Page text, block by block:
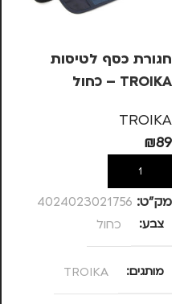
חגורת כסף לטיסות
TROIKA – כחול
TROIKA
₪89
הוספה לסל
מק”ט: 4024023021756
צבע כחול
מותגים TROIKA